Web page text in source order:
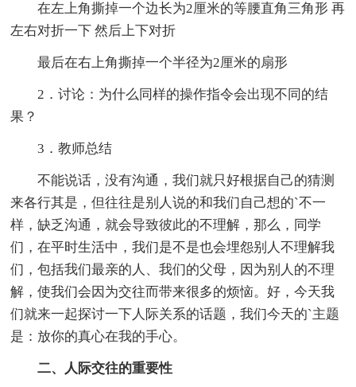
在左上角撕掉一个边长为2厘米的等腰直角三角形 再
左右对折一下 然后上下对折
最后在右上角撕掉一个半径为2厘米的扇形
2．讨论：为什么同样的操作指令会出现不同的结
果？
3．教师总结
不能说话，没有沟通，我们就只好根据自己的猜测
来各行其是，但往往是别人说的和我们自己想的`不一
样，缺乏沟通，就会导致彼此的不理解，那么，同学
们，在平时生活中，我们是不是也会埋怨别人不理解我
们，包括我们最亲的人、我们的父母，因为别人的不理
解，使我们会因为交往而带来很多的烦恼。好，今天我
们就来一起探讨一下人际关系的话题，我们今天的`主题
是：放你的真心在我的手心。
二、人际交往的重要性